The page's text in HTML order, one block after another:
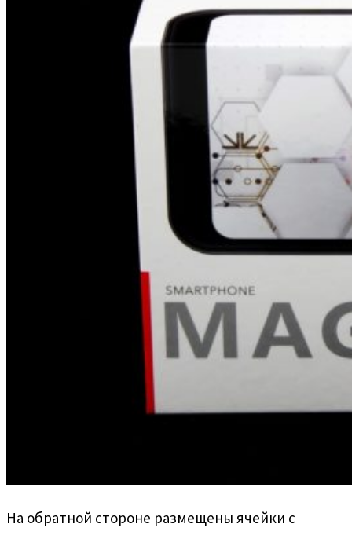
На обратной стороне размещены ячейки с